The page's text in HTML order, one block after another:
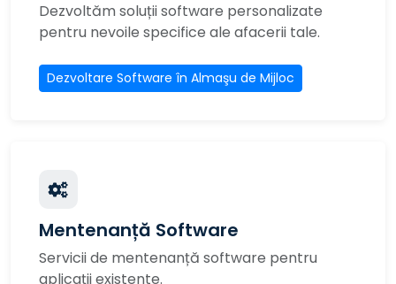
Dezvoltăm soluții software personalizate
pentru nevoile specifice ale afacerii tale.
Dezvoltare Software în Almaşu de Mijloc
Mentenanță Software
Servicii de mentenanță software pentru
aplicații existente.